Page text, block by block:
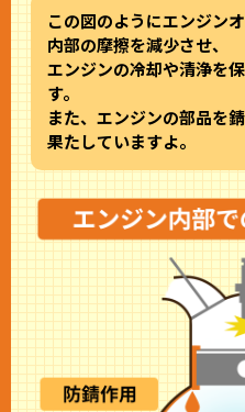
この図のようにエンジン
内部の摩擦を減少させ、
エンジンの冷却や清浄を
す。
また、エンジンの部品を
果たしていますよ。